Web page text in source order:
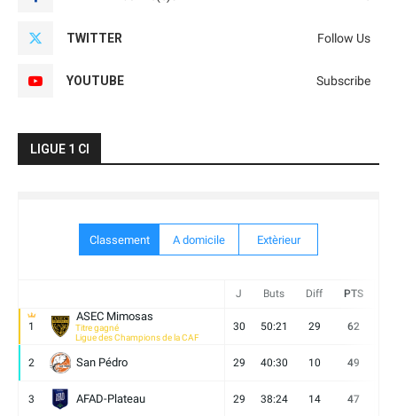
TWITTER Follow Us
YOUTUBE Subscribe
LIGUE 1 CI
Classement A domicile Extèrieur
J Buts Diff PTS
1
ASEC Mimosas
Titre gagné
Ligue des Champions de la CAF
30 50:21 29 62
2 San Pédro 29 40:30 10 49
3 AFAD-Plateau 29 38:24 14 47